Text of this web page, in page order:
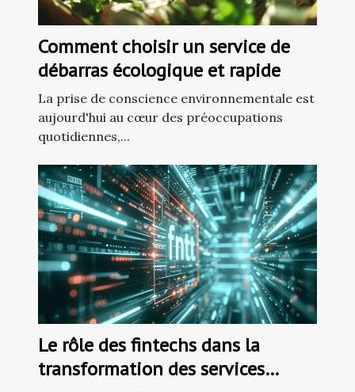
Comment choisir un service de
débarras écologique et rapide
La prise de conscience environnementale est
aujourd'hui au cœur des préoccupations
quotidiennes,...
Le rôle des fintechs dans la
transformation des services